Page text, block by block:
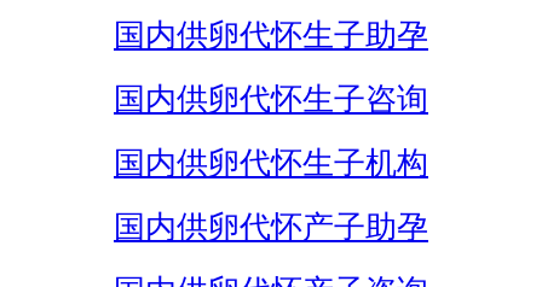
国内供卵代怀生子助孕
国内供卵代怀生子咨询
国内供卵代怀生子机构
国内供卵代怀产子助孕